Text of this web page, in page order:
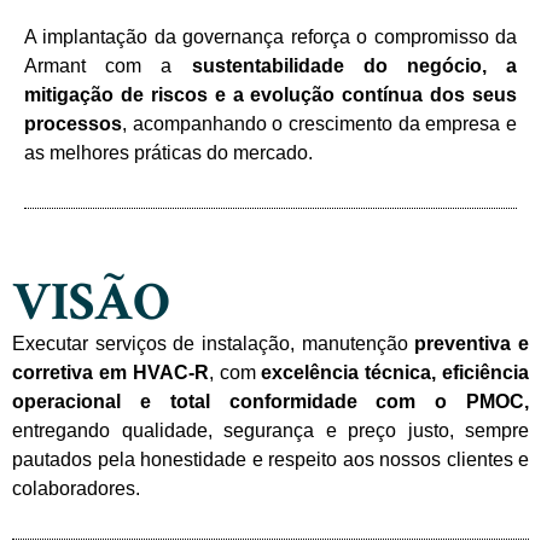
A implantação da governança reforça o compromisso da
Armant com a sustentabilidade do negócio, a
mitigação de riscos e a evolução contínua dos seus
processos, acompanhando o crescimento da empresa e
as melhores práticas do mercado.
VISÃO
Executar serviços de instalação, manutenção preventiva e
corretiva em HVAC-R, comexcelência técnica, eficiência
operacional e total conformidade com o PMOC,
entregando qualidade, segurança e preço justo, sempre
pautados pela honestidade e respeito aos nossos clientes e
colaboradores.